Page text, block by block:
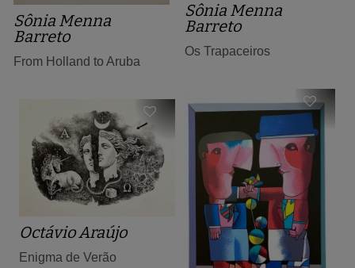
Sônia Menna
Barreto
From Holland to Aruba
Sônia Menna
Barreto
Os Trapaceiros
Octávio Araújo
Enigma de Verão